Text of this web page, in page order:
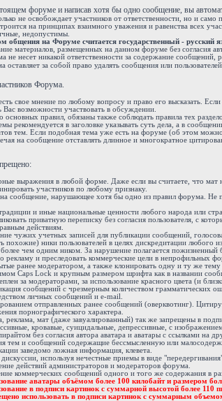
форуме и написав хотя бы одно сообщение, вы
не освобождает участников от ответственности, но и
на принципах взаимного уважения и равенства всех
недопустимы.
на Форуме считается государственный - русский
материалов, размещенных на данном форуме без согласия
не несет никакой ответственности за содержание сообщений,
оставляет за собой право удалять сообщения или
Форума.
свое мнение по любому вопросу и право его высказать.
возможности участвовать в обсуждении.
правил, обязаны также соблюдать правила тех
рекомендуется в заголовке указывать суть дела, а в
тем. Если подобная тема уже есть на форуме (об этом
на сообщение отставлять длинное и многократное
выражения в любой форме. Даже если вы считаете, что мат
участников по любому признаку.
на сообщение, нарушающее хотя бы одно из правил форума.
и иные национальные ценности любого народа или
приватную переписку без согласия пользователя, с
действиям.
чужих учетных записей для публикации сообщений,
похожие) ники пользователей в целях дискредитации любого
более чем одним ником. За нарушение полагается пожизненный
рекламу и преследовать коммерческие цели в непрофильных
ранее модератором, а также клонировать одну и ту же тему
Caps Lock и крупным размером шрифта как в названии
за модераторами, за использование красного цвета (и
сообщений с чрезмерным количеством грамматических
личных сообщений и e-mail.
отправленных ранее сообщений (оверквотинг).
порнографического характера.
реклама, мат (даже завуалированный) так же запрещены в
кровавые, суицидальные, депрессивные, с
без согласия автора аватара и аватары с ссылками на
тем и сообщений содержащие бессмысленную или
заведомо ложная информация, клевета.
используя нечестные приемы в виде
действий администраторов и модераторов форума.
коммерческих сообщений одного и того же содержания в
аватары объёмом более 100 килобайт и размером
в подписи картинок с суммарной высотой более
использовать в подписи картинок с суммарным